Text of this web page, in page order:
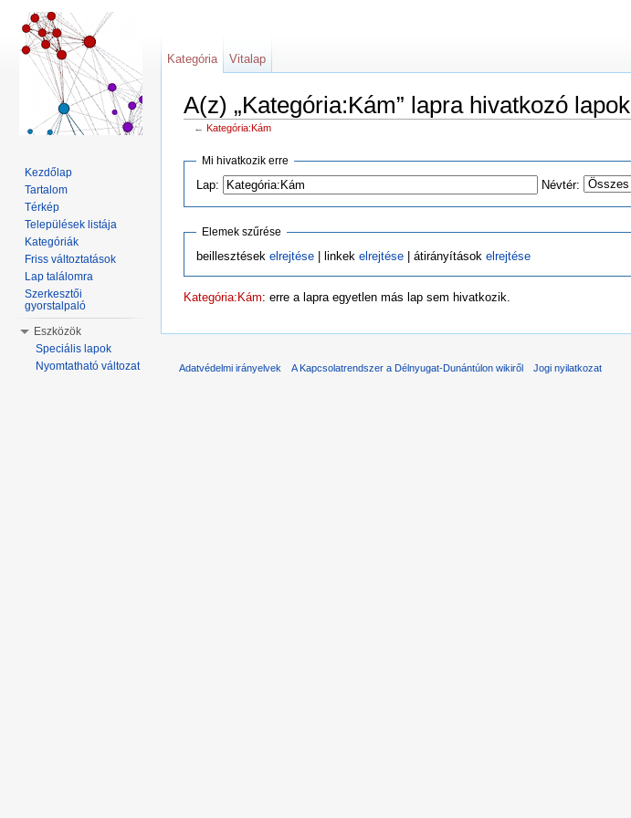
A(z) „Kategória:Kám” lapra hivatkozó lapok
← Kategória:Kám
Mi hivatkozik erre
Lap: Névtér:
Elemek szűrése
beillesztések elrejtése| linkek elrejtése| átirányítások elrejtése
Kategória:Kám: erre a lapra egyetlen más lap sem hivatkozik.
Kategória Vitalap
Kezdőlap
Tartalom
Térkép
Települések listája
Kategóriák
Friss változtatások
Lap találomra
Szerkesztői
gyorstalpaló
Eszközök
Speciális lapok
Nyomtatható változat
Adatvédelmi irányelvek A Kapcsolatrendszer a Délnyugat-Dunántúlon wikiről Jogi nyilatkozat